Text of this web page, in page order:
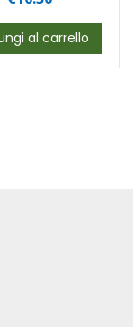
al carrello